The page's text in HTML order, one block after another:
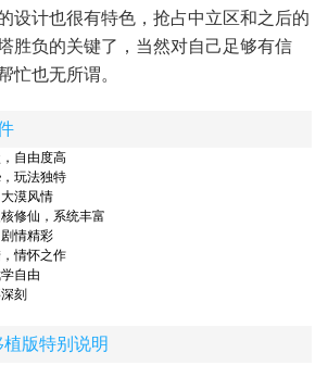
设计也很有特色，抢占中立区和之后的
胜负的关键了，当然对自己足够有信
忙也无所谓。
自由度高
，玩法独特
大漠风情
核修仙，系统丰富
剧情精彩
，情怀之作
自由
刻
植版特别说明